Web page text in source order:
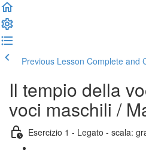
Previous Lesson Complete and
Il tempio della
voci maschili /
Esercizio 1 - Legato - scala: